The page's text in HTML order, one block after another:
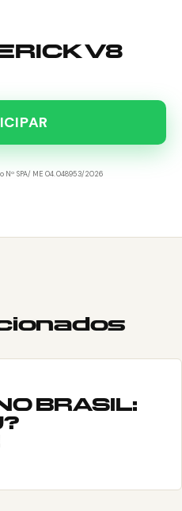
V8
SPA/ME 04.048953/2026
BRASIL: